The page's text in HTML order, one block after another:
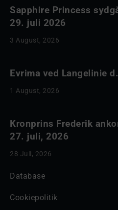
Sapphire Princess
29. juli 2026
3 August, 2026
Evrima ved Langelinie
1 August, 2026
Kronprins Frederik
27. juli, 2026
28 Juli, 2026
Database
Cookiepolitik